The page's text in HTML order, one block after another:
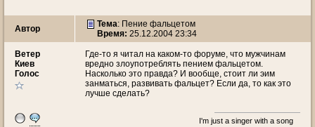
Автор Тема: Пение фальцетом
Время: 25.12.2004 23:34
Ветeр
Киев
Голос
Где-то я читал на каком-то форуме, что мужчинам
вредно злоупотреблять пением фальцетом.
Насколько это правда? И вообще, стоит ли эим
занматься, развивать фальцет? Если да, то как это
лучше сделать?
I'm just a singer with a song